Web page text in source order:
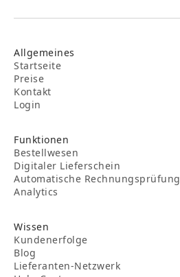
Allgemeines
Startseite
Preise
Kontakt
Login
Funktionen
Bestellwesen
Digitaler Lieferschein
Automatische Rechnungsprüfung
Analytics
Wissen
Kundenerfolge
Blog
Lieferanten-Netzwerk